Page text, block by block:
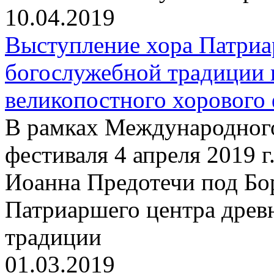
10.04.2019
Выступление хора
богослужебной
великопостного хорового
В рамках
фестиваля 4 апреля 2019
Иоанна Предотечи под
Патриаршего центра
традиции
01.03.2019